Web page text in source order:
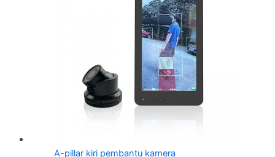
A-pillar kiri pembantu kamera